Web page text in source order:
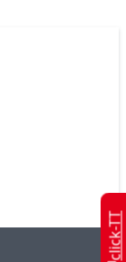
click-TT